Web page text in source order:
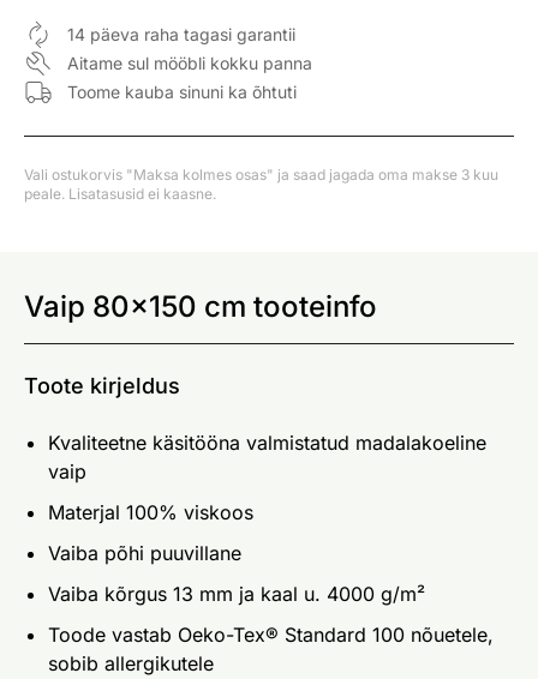
14 päeva raha tagasi garantii
Aitame sul mööbli kokku panna
Toome kauba sinuni ka õhtuti
Vali ostukorvis "Maksa kolmes osas" ja saad jagada oma makse 3 kuu
peale. Lisatasusid ei kaasne.
Vaip 80x150 cm tooteinfo
Toote kirjeldus
Kvaliteetne käsitööna valmistatud madalakoeline
vaip
Materjal 100% viskoos
Vaiba põhi puuvillane
Vaiba kõrgus 13 mm ja kaal u. 4000 g/m²
Toode vastab Oeko-Tex® Standard 100 nõuetele,
sobib allergikutele